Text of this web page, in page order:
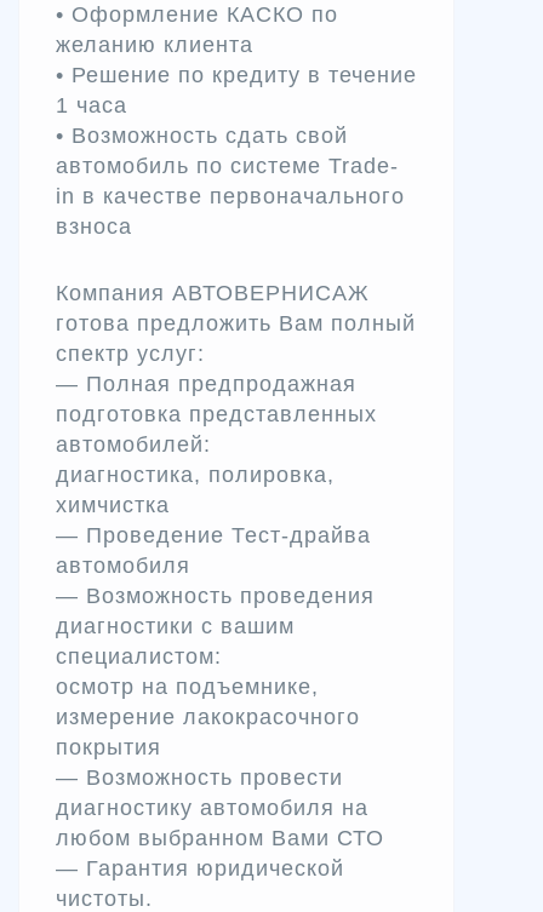
• Оформление КАСКО по
желанию клиента
• Решение по кредиту в течение
1 часа
• Возможность сдать свой
автомобиль по системе Trade-
in в качестве первоначального
взноса
Компания АВТОВЕРНИСАЖ
готова предложить Вам полный
спектр услуг:
— Полная предпродажная
подготовка представленных
автомобилей:
диагностика, полировка,
химчистка
— Проведение Тест-драйва
автомобиля
— Возможность проведения
диагностики с вашим
специалистом:
осмотр на подъемнике,
измерение лакокрасочного
покрытия
— Возможность провести
диагностику автомобиля на
любом выбранном Вами СТО
— Гарантия юридической
чистоты.